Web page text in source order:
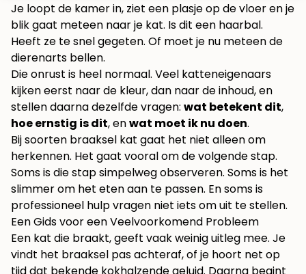
Je loopt de kamer in, ziet een plasje op de vloer en je
blik gaat meteen naar je kat. Is dit een haarbal.
Heeft ze te snel gegeten. Of moet je nu meteen de
dierenarts bellen.
Die onrust is heel normaal. Veel katteneigenaars
kijken eerst naar de kleur, dan naar de inhoud, en
stellen daarna dezelfde vragen: wat betekent dit,
hoe ernstig is dit, enwat moet ik nu doen.
Bij soorten braaksel kat gaat het niet alleen om
herkennen. Het gaat vooral om de volgende stap.
Soms is die stap simpelweg observeren. Soms is het
slimmer om het eten aan te passen. En soms is
professioneel hulp vragen niet iets om uit te stellen.
Een Gids voor een Veelvoorkomend Probleem
Een kat die braakt, geeft vaak weinig uitleg mee. Je
vindt het braaksel pas achteraf, of je hoort net op